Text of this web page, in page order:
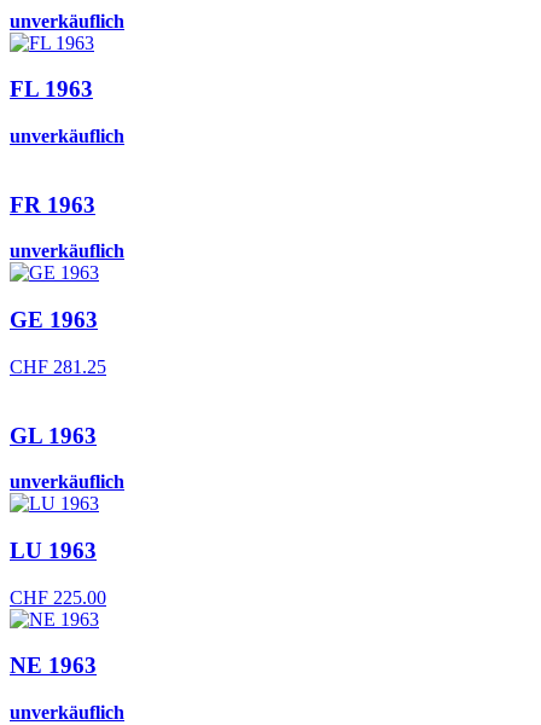
unverkäuflich
FL 1963
unverkäuflich
FR 1963
unverkäuflich
GE 1963
CHF 281.25
GL 1963
unverkäuflich
LU 1963
CHF 225.00
NE 1963
unverkäuflich